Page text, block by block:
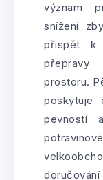
význam
snížení
přispět k
prostoru.
poskytuje
pevností